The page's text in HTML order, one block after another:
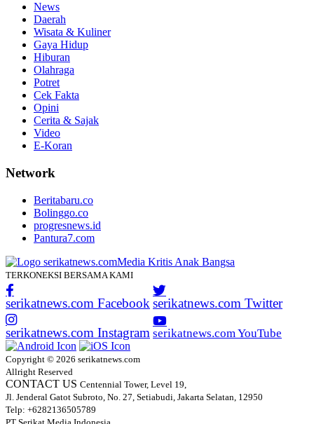
News
Daerah
Wisata & Kuliner
Gaya Hidup
Hiburan
Olahraga
Potret
Cek Fakta
Opini
Cerita & Sajak
Video
E-Koran
Network
Beritabaru.co
Bolinggo.co
progresnews.id
Pantura7.com
TERKONEKSI BERSAMA KAMI
serikatnews.com Facebook serikatnews.com Twitter
serikatnews.com Instagram serikatnews.com YouTube
Copyright © 2026 serikatnews.com
Allright Reserved
CONTACT US Centennial Tower, Level 19,
Jl. Jenderal Gatot Subroto, No. 27, Setiabudi, Jakarta Selatan, 12950
Telp: +6282136505789